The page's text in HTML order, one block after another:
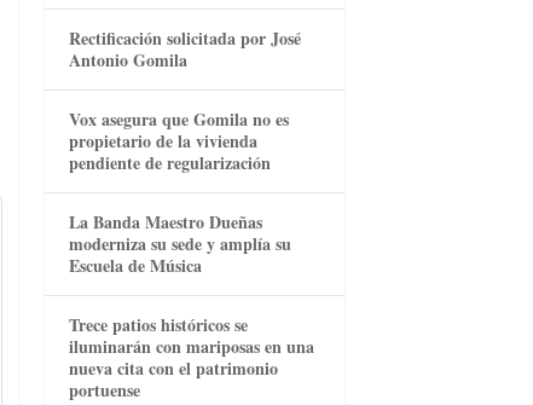
Rectificación solicitada por José
Antonio Gomila
Vox asegura que Gomila no es
propietario de la vivienda
pendiente de regularización
La Banda Maestro Dueñas
moderniza su sede y amplía su
Escuela de Música
Trece patios históricos se
iluminarán con mariposas en una
nueva cita con el patrimonio
portuense